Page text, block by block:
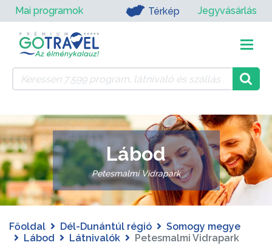
Mai programok Térkép Jegyvásárlás
Lábod
Petesmalmi Vidrapark
Főoldal Dél-Dunántúl régió
Somogy megye
Lábod
Látnivalók Petesmalmi Vidrapark